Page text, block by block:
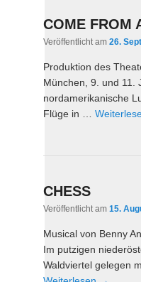
COME FROM
Veröffentlicht am 26.
Produktion des
München, 9. und 11.
nordamerikanische
Flüge in …
CHESS
Veröffentlicht am 15.
Musical von Benny
Im putzigen
Waldviertel gelegen